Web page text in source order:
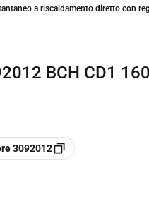
a riscaldamento diretto con
BCH CD1
3092012